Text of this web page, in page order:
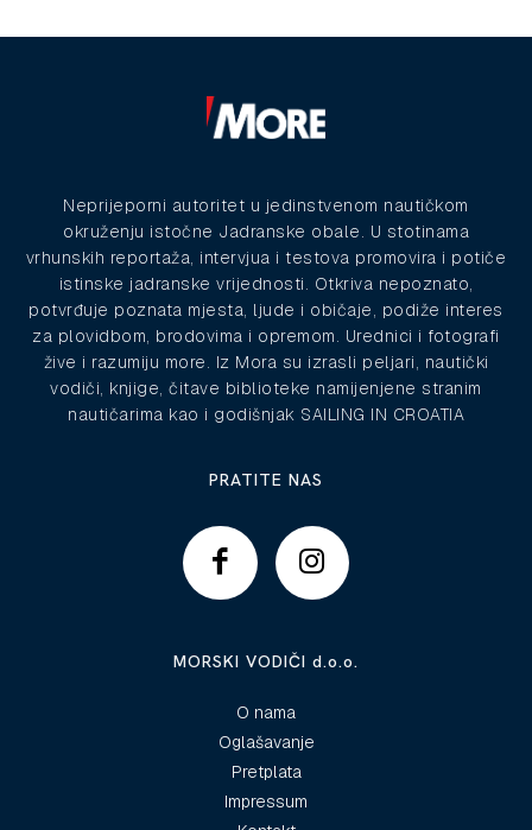
Neprijeporni autoritet u jedinstvenom nautičkom
okruženju istočne Jadranske obale. U stotinama
vrhunskih reportaža, intervjua i testova promovira i potiče
istinske jadranske vrijednosti. Otkriva nepoznato,
potvrđuje poznata mjesta, ljude i običaje, podiže interes
za plovidbom, brodovima i opremom. Urednici i fotografi
žive i razumiju more. Iz Mora su izrasli peljari, nautički
vodiči, knjige, čitave biblioteke namijenjene stranim
nautičarima kao i godišnjak SAILING IN CROATIA
PRATITE NAS
MORSKI VODIČI d.o.o.
O nama
Oglašavanje
Pretplata
Impressum